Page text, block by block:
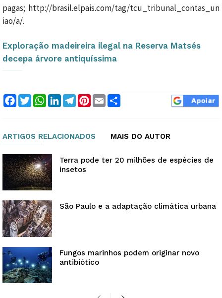
pagas; http://brasil.elpais.com/tag/tcu_tribunal_contas_un
iao/a/.
Exploração madeireira ilegal na Reserva Matsés
decepa árvore antiquíssima
Facebook
TwitterWhatsApp
LinkedInTelegram
Pinterest
Email
ARTIGOS RELACIONADOS MAIS DO AUTOR
Terra pode ter 20 milhões de espécies de
insetos
São Paulo e a adaptação climática urbana
Fungos marinhos podem originar novo
antibiótico